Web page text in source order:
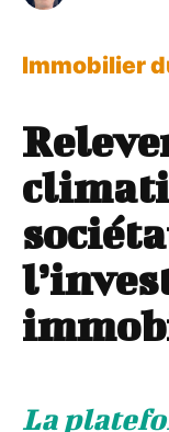
Immobilier
La